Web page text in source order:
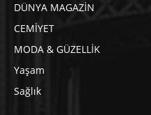
DÜNYA MAGAZİN
CEMİYET
MODA & GÜZELLİK
Yaşam
Sağlık